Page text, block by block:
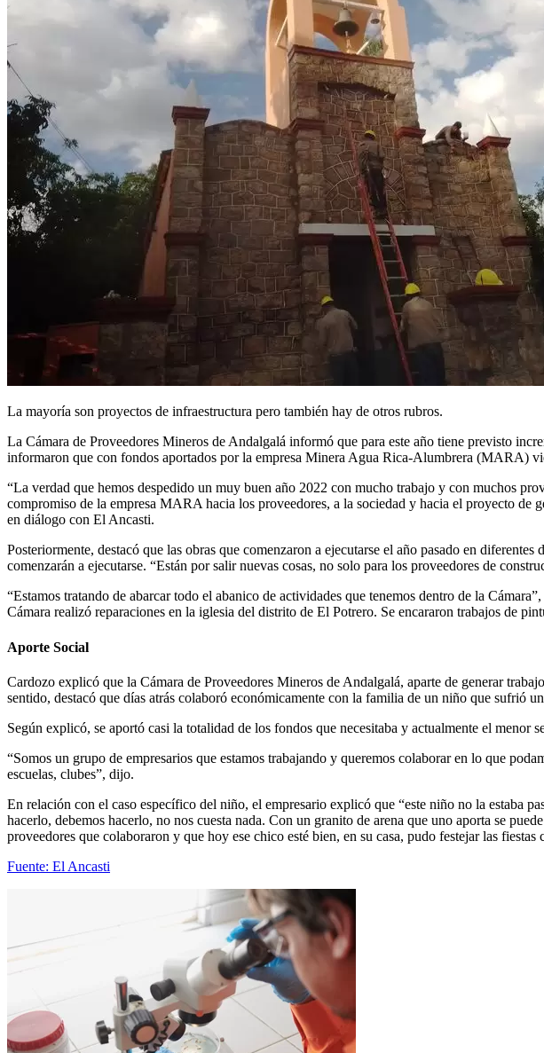
La mayoría son proyectos de infraestructura pero también hay de otros rubros.
La Cámara de Proveedores Mineros de Andalgalá informó que para este año tiene previsto
informaron que con fondos aportados por la empresa Minera Agua Rica-Alumbrera (MARA)
“La verdad que hemos despedido un muy buen año 2022 con mucho trabajo y con muchos
compromiso de la empresa MARA hacia los proveedores, a la sociedad y hacia el proyecto
en diálogo con El Ancasti.
Posteriormente, destacó que las obras que comenzaron a ejecutarse el año pasado en
comenzarán a ejecutarse. “Están por salir nuevas cosas, no solo para los proveedores de
“Estamos tratando de abarcar todo el abanico de actividades que tenemos dentro de la
Cámara realizó reparaciones en la iglesia del distrito de El Potrero. Se encararon trabajos de
Aporte Social
Cardozo explicó que la Cámara de Proveedores Mineros de Andalgalá, aparte de generar
sentido, destacó que días atrás colaboró económicamente con la familia de un niño que sufrió
Según explicó, se aportó casi la totalidad de los fondos que necesitaba y actualmente el menor
“Somos un grupo de empresarios que estamos trabajando y queremos colaborar en lo que
escuelas, clubes”, dijo.
En relación con el caso específico del niño, el empresario explicó que “este niño no la estaba
hacerlo, debemos hacerlo, no nos cuesta nada. Con un granito de arena que uno aporta se
proveedores que colaboraron y que hoy ese chico esté bien, en su casa, pudo festejar las fiestas
Fuente: El Ancasti